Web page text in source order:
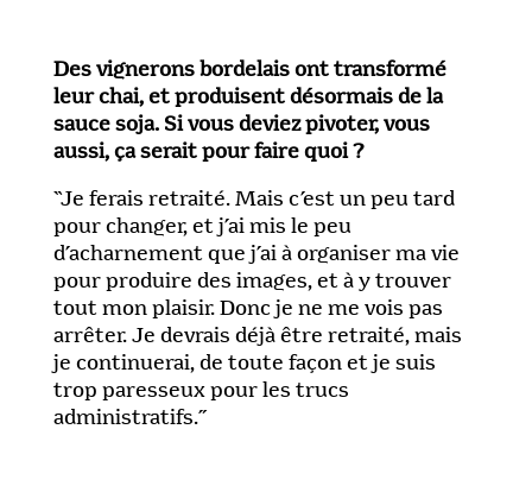
Des vignerons bordelais ont transformé
leur chai, et produisent désormais de la
sauce soja. Si vous deviez pivoter, vous
aussi, ça serait pour faire quoi ?
“Je ferais retraité. Mais c’est un peu tard
pour changer, et j’ai mis le peu
d’acharnement que j’ai à organiser ma vie
pour produire des images, et à y trouver
tout mon plaisir. Donc je ne me vois pas
arrêter. Je devrais déjà être retraité, mais
je continuerai, de toute façon et je suis
trop paresseux pour les trucs
administratifs.”